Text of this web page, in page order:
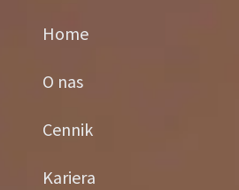
Home
O nas
Cennik
Kariera